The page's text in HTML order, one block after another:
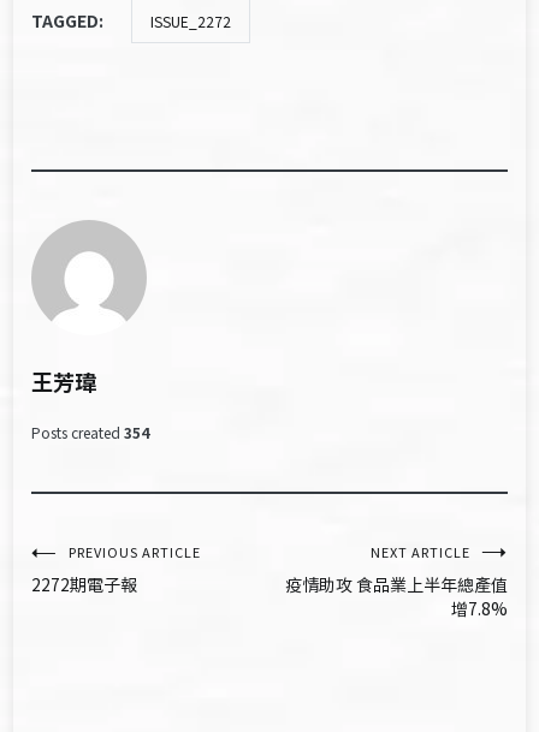
TAGGED: ISSUE_2272
王芳瑋
Posts created 354
文
章
PREVIOUS ARTICLE
2272期電子報
NEXT ARTICLE
疫情助攻 食品業上半年總產值
增7.8%